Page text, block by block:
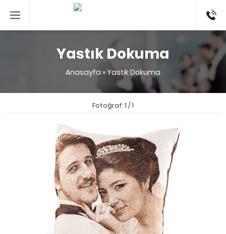
Yastık Dokuma
Anasayfa »Yastık Dokuma
Fotoğraf: 1 / 1